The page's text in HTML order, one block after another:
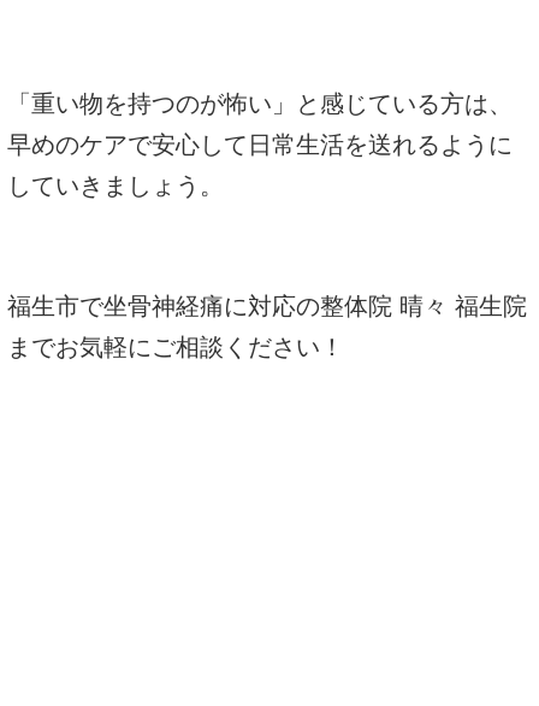
「重い物を持つのが怖い」と感じている方は、
早めのケアで安心して日常生活を送れるように
していきましょう。
福生市で坐骨神経痛に対応の整体院 晴々 福生院
までお気軽にご相談ください！